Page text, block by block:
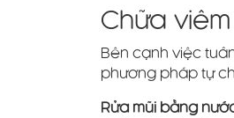
Chữa
Bên cạnh việc
phương pháp tự
Rửa mũi bằng